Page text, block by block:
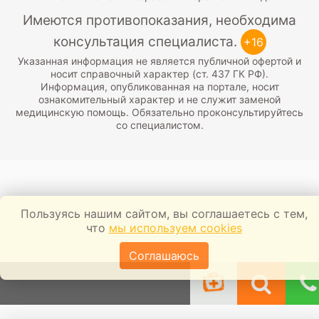
Имеются противопоказания, необходима
консультация специалиста. +16
Указанная информация не является публичной офертой и
носит справочный характер (ст. 437 ГК РФ).
Информация, опубликованная на портале, носит
ознакомительный характер и не служит заменой
медицинскую помощь. Обязательно проконсультируйтесь
со специалистом.
Пользуясь нашим сайтом, вы соглашаетесь с тем,
что мы используем cookies
Соглашаюсь